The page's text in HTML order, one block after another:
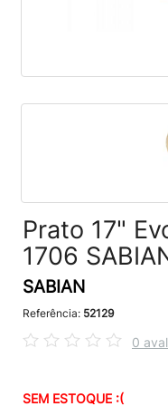
Prato 17"
1706
SABIAN
Referência: 52129
0
SEM ESTOQUE :(